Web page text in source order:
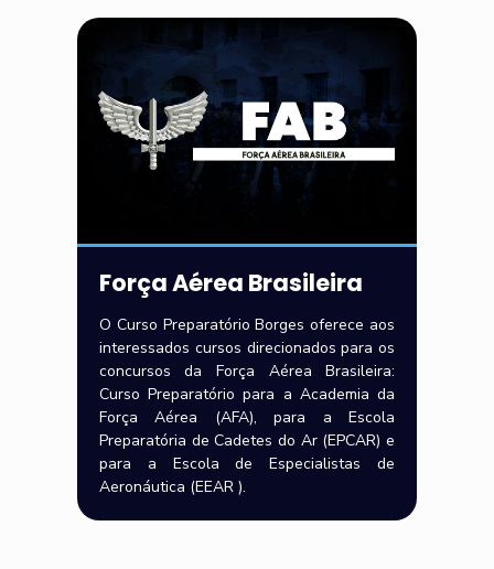
Força Aérea Brasileira
O Curso Preparatório Borges oferece aos
interessados cursos direcionados para os
concursos da Força Aérea Brasileira:
Curso Preparatório para a Academia da
Força Aérea (AFA), para a Escola
Preparatória de Cadetes do Ar (EPCAR) e
para a Escola de Especialistas de
Aeronáutica (EEAR ).